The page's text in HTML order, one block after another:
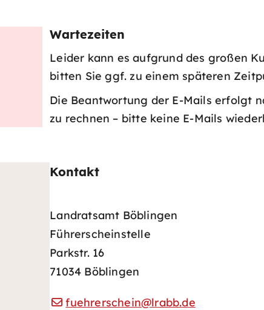
Wartezeiten
Leider kann es aufgrund des großen
bitten Sie ggf. zu einem späteren
Die Beantwortung der E-Mails erfolgt
zu rechnen – bitte keine E-Mails
Kontakt
Landratsamt Böblingen
Führerscheinstelle
Parkstr. 16
71034 Böblingen
fuehrerschein@lrabb.de